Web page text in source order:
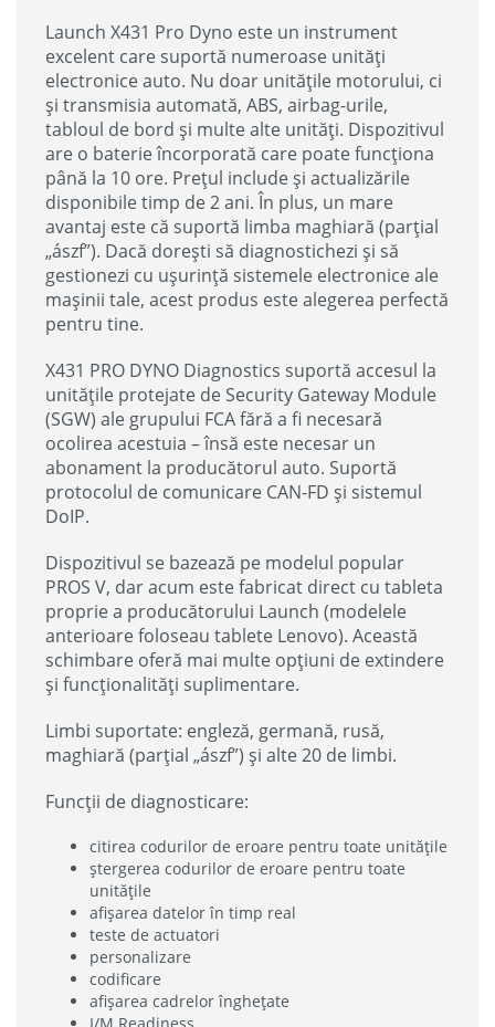
Launch X431 Pro Dyno este un instrument
excelent care suportă numeroase unități
electronice auto. Nu doar unitățile motorului, ci
și transmisia automată, ABS, airbag-urile,
tabloul de bord și multe alte unități. Dispozitivul
are o baterie încorporată care poate funcționa
până la 10 ore. Prețul include și actualizările
disponibile timp de 2 ani. În plus, un mare
avantaj este că suportă limba maghiară (parțial
„ászf”). Dacă dorești să diagnostichezi și să
gestionezi cu ușurință sistemele electronice ale
mașinii tale, acest produs este alegerea perfectă
pentru tine.
X431 PRO DYNO Diagnostics suportă accesul la
unitățile protejate de Security Gateway Module
(SGW) ale grupului FCA fără a fi necesară
ocolirea acestuia – însă este necesar un
abonament la producătorul auto. Suportă
protocolul de comunicare CAN-FD și sistemul
DoIP.
Dispozitivul se bazează pe modelul popular
PROS V, dar acum este fabricat direct cu tableta
proprie a producătorului Launch (modelele
anterioare foloseau tablete Lenovo). Această
schimbare oferă mai multe opțiuni de extindere
și funcționalități suplimentare.
Limbi suportate: engleză, germană, rusă,
maghiară (parțial „ászf”) și alte 20 de limbi.
Funcții de diagnosticare:
citirea codurilor de eroare pentru toate unitățile
ștergerea codurilor de eroare pentru toate
unitățile
afișarea datelor în timp real
teste de actuatori
personalizare
codificare
afișarea cadrelor înghețate